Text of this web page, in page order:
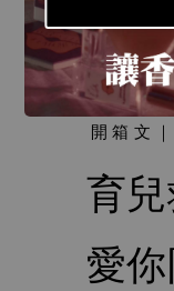
開箱文
育
愛